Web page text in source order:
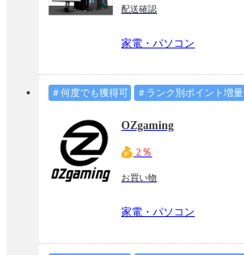
配送確認
家電・パソコン
＃何度でも獲得可 ＃ランク別ポイント増量
OZgaming
2％
お買い物
家電・パソコン